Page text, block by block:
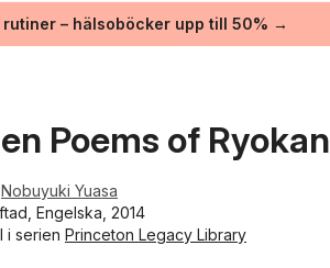
rutiner – hälsoböcker upp till 50% →
Poems of Ryokan
Nobuyuki Yuasa
Engelska, 2014
i serien Princeton Legacy Library